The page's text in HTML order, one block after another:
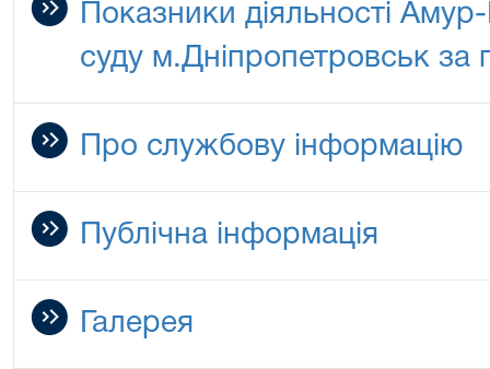
Показники діяльності
суду м.Дніпропетровськ за
Про службову інформацію
Публічна інформація
Галерея